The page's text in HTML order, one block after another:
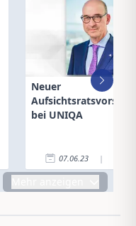
Neuer
bei UNIQA
07.06.23 |